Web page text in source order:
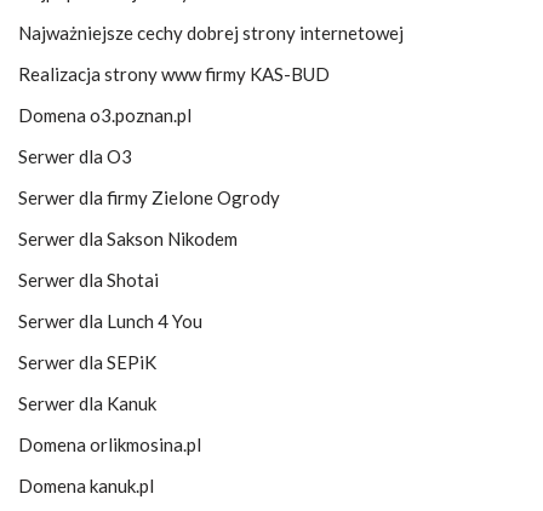
Najważniejsze cechy dobrej strony internetowej
Realizacja strony www firmy KAS-BUD
Domena o3.poznan.pl
Serwer dla O3
Serwer dla firmy Zielone Ogrody
Serwer dla Sakson Nikodem
Serwer dla Shotai
Serwer dla Lunch 4 You
Serwer dla SEPiK
Serwer dla Kanuk
Domena orlikmosina.pl
Domena kanuk.pl